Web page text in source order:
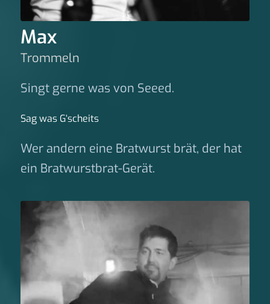
Max
Trommeln
Singt gerne was von Seeed.
Sag was G‘scheits
Wer andern eine Bratwurst brät, der hat
ein Bratwurstbrat-Gerät.